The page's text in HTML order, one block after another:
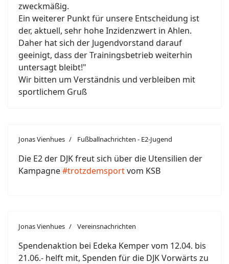
zweckmäßig.
Ein weiterer Punkt für unsere Entscheidung ist
der, aktuell, sehr hohe Inzidenzwert in Ahlen.
Daher hat sich der Jugendvorstand darauf
geeinigt, dass der Trainingsbetrieb weiterhin
untersagt bleibt!"
Wir bitten um Verständnis und verbleiben mit
sportlichem Gruß
Jonas Vienhues Fußballnachrichten - E2-Jugend
Die E2 der DJK freut sich über die Utensilien der
Kampagne#trotzdemsportvom KSB
Jonas Vienhues Vereinsnachrichten
Spendenaktion bei Edeka Kemper vom 12.04. bis
21.06.- helft mit, Spenden für die DJK Vorwärts zu